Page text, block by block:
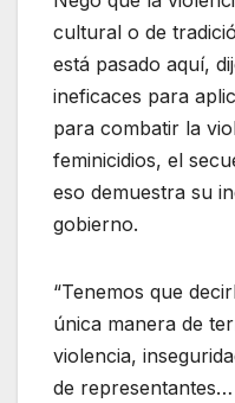
cultural o de
está pasado aquí,
ineficaces para
para combatir la
feminicidios, el
eso demuestra su
gobierno.
“Tenemos que
única manera de
violencia,
de